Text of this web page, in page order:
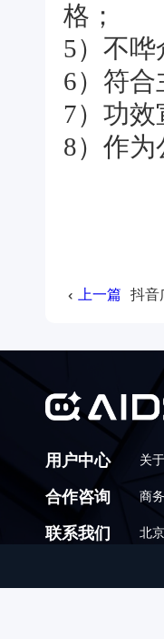
格；
5）不
6）符
7）功
8）作
上一篇
用户中心 关
合作咨询 商
联系我们 北